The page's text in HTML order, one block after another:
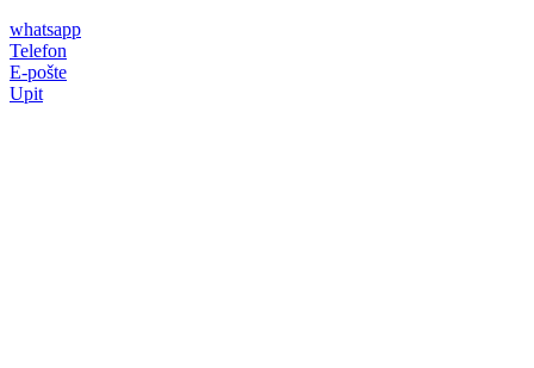
whatsapp
Telefon
E-pošte
Upit